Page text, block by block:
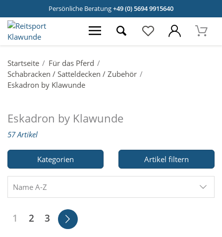
Persönliche Beratung+49 (0) 5694 9915640
Startseite
Für das Pferd
Schabracken / Satteldecken / Zubehör
Eskadron by Klawunde
Eskadron by Klawunde
57 Artikel
Kategorien Artikel filtern
Name A-Z
1 2 3